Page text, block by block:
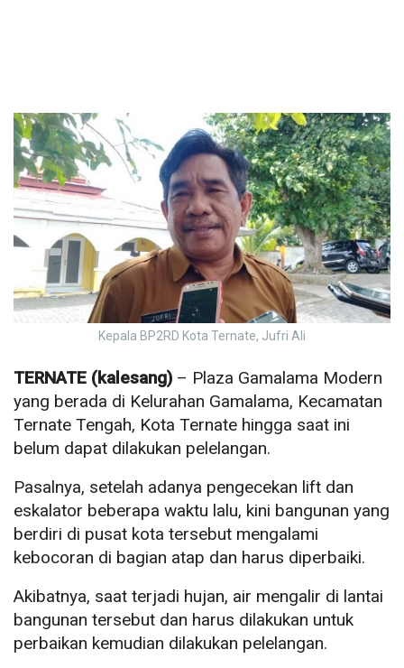
Kepala BP2RD Kota Ternate, Jufri Ali
TERNATE (kalesang) – Plaza Gamalama Modern
yang berada di Kelurahan Gamalama, Kecamatan
Ternate Tengah, Kota Ternate hingga saat ini
belum dapat dilakukan pelelangan.
Pasalnya, setelah adanya pengecekan lift dan
eskalator beberapa waktu lalu, kini bangunan yang
berdiri di pusat kota tersebut mengalami
kebocoran di bagian atap dan harus diperbaiki.
Akibatnya, saat terjadi hujan, air mengalir di lantai
bangunan tersebut dan harus dilakukan untuk
perbaikan kemudian dilakukan pelelangan.